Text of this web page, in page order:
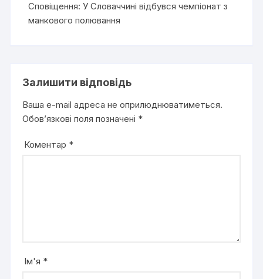
Сповіщення:У Словаччині відбувся чемпіонат з
манкового полювання
Залишити відповідь
Ваша e-mail адреса не оприлюднюватиметься.
Обов’язкові поля позначені *
Коментар *
Ім'я *